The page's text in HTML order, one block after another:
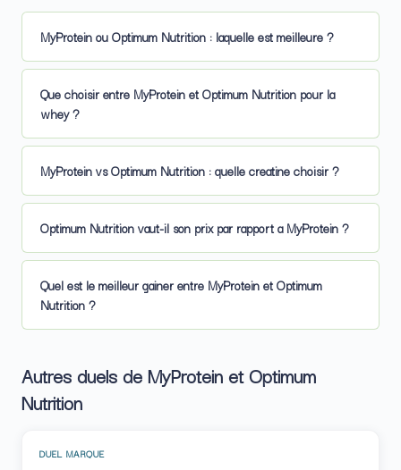
MyProtein ou Optimum Nutrition : laquelle est meilleure ?
Que choisir entre MyProtein et Optimum Nutrition pour la
whey ?
MyProtein vs Optimum Nutrition : quelle creatine choisir ?
Optimum Nutrition vaut-il son prix par rapport a MyProtein ?
Quel est le meilleur gainer entre MyProtein et Optimum
Nutrition ?
Autres duels de MyProtein et Optimum
Nutrition
DUEL MARQUE